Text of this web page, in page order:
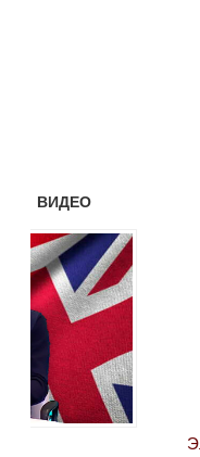
ВИДЕО
Электрический колхоз